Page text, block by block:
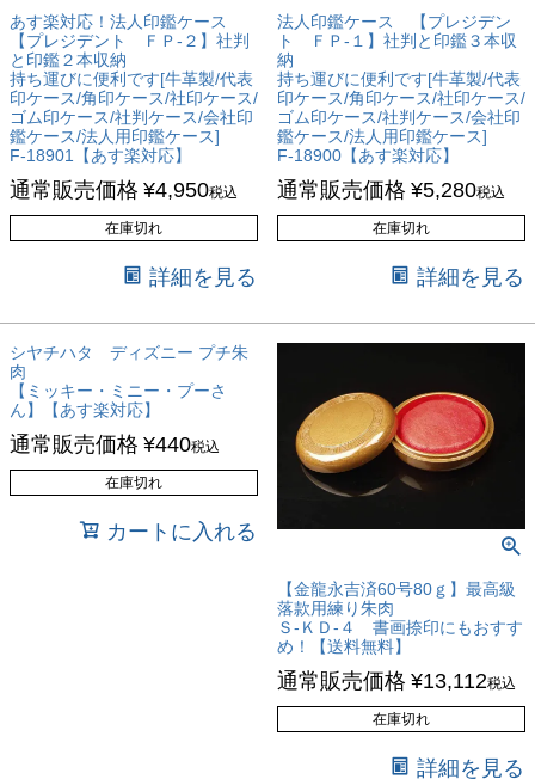
あす楽対応！法人印鑑ケース
【プレジデント ＦＰ-２】社判
と印鑑２本収納
持ち運びに便利です[牛革製/代表
印ケース/角印ケース/社印ケース/
ゴム印ケース/社判ケース/会社印
鑑ケース/法人用印鑑ケース]
F-18901【あす楽対応】
通常販売価格 ¥4,950税込
在庫切れ
詳細を見る
法人印鑑ケース 【プレジデン
ト ＦＰ-１】社判と印鑑３本収
納
持ち運びに便利です[牛革製/代表
印ケース/角印ケース/社印ケース/
ゴム印ケース/社判ケース/会社印
鑑ケース/法人用印鑑ケース]
F-18900【あす楽対応】
通常販売価格 ¥5,280税込
在庫切れ
詳細を見る
シヤチハタ ディズニー プチ朱
肉
【ミッキー・ミニー・プーさ
ん】【あす楽対応】
通常販売価格 ¥440税込
在庫切れ
カートに入れる
【金龍永吉済60号80ｇ】最高級
落款用練り朱肉
Ｓ-ＫＤ-４ 書画捺印にもおすす
め！【送料無料】
通常販売価格 ¥13,112税込
在庫切れ
詳細を見る